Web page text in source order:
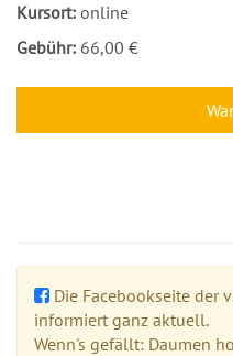
Kursort: online
Gebühr: 66,00 €
Die Facebookseite der
informiert ganz aktuell.
Wenn's gefällt: Daumen